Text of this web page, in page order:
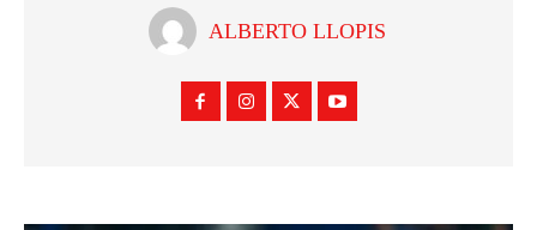
ALBERTO LLOPIS